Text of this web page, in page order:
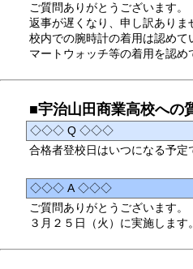
ご質問ありがとうございます。
返事が遅くなり、申し訳ありま
校内での腕時計の着用は認め
マートウォッチ等の着用を認め
■宇治山田商業高校への
◇◇◇ Q ◇◇◇
合格者登校日はいつになる予定
◇◇◇ A ◇◇◇
ご質問ありがとうございます。
３月２５日（火）に実施します。